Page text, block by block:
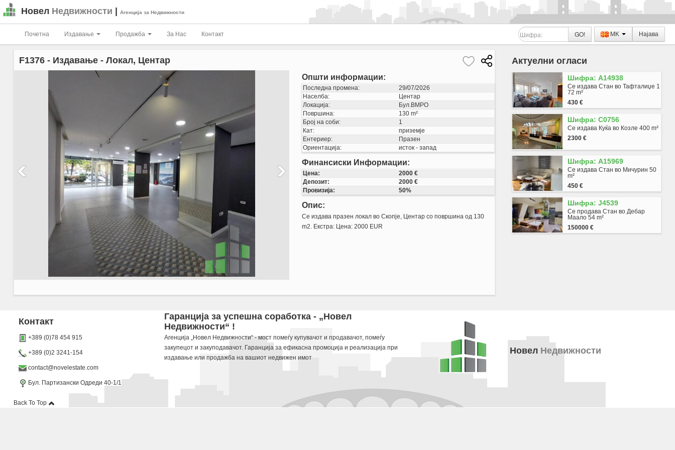
Новел Недвижности Агенција за Недвижности
Почетна Издавање Продажба За Нас Контакт Најава
MK
GO!
F1376- Издавање - Локал, Центар
Општи информации:
Последна промена:
29/07/2026
Населба:
Центар
Локација:
Бул.ВМРО
Површина:
130 m²
Број на соби:
1
Кат:
приземје
Ентериер:
Празен
Ориентација:
исток - запад
Финансиски Информации:
Цена:
2000 €
Депозит:
2000 €
Провизија:
50%
Опис:
Се издава празен локал во Скопје, Центар со површина од 130
m2. Екстра: Цена: 2000 EUR
Актуелни огласи
Шифра: A14938
Се издава Стан во Тафталиџе 1
72 m²
430 €
Шифра: C0756
Се издава Куќа во Козле 400 m²
2300 €
Шифра: A15969
Се издава Стан во Мичурин 50
m²
450 €
Шифра: J4539
Се продава Стан во Дебар
Маало 54 m²
150000 €
Dokolku barate stan, kuka, deloven prostor ova e vistinskoto mesto da ja zapocnete vasata potraga.
Контакт
+389 (0)78 454 915
+389 (0)2 3241-154
contact@novelestate.com
Бул. Партизански Одреди 40-1/1
Гаранција за успешна соработка - „Новел
Недвижности“ !
Агенција „Новел Недвижности“ - мост помеѓу купувачот и продавачот, помеѓу
закупецот и закуподавачот. Гаранција за ефикасна промоција и реализација при
издавање или продажба на вашиот недвижен имот
Новел Недвижности
Back To Top